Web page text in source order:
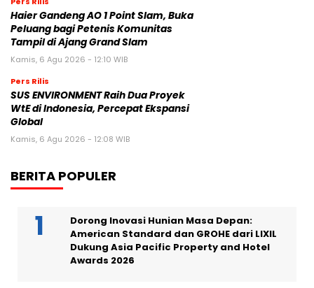
Haier Gandeng AO 1 Point Slam, Buka
Peluang bagi Petenis Komunitas
Tampil di Ajang Grand Slam
Kamis, 6 Agu 2026 - 12:10 WIB
Pers Rilis
SUS ENVIRONMENT Raih Dua Proyek
WtE di Indonesia, Percepat Ekspansi
Global
Kamis, 6 Agu 2026 - 12:08 WIB
BERITA POPULER
Dorong Inovasi Hunian Masa Depan:
American Standard dan GROHE dari LIXIL
Dukung Asia Pacific Property and Hotel
Awards 2026